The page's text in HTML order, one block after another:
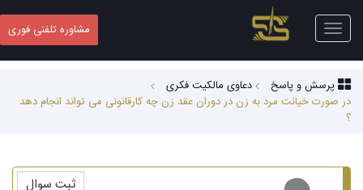
Toggle
navigation
مشاوره تلفنی فوری
پرسش و پاسخ
دعاوی مالکیت فکری
در صورت خیانت مرد به زن در دوران عقد زن چه کارقانونی می تواند انجام دهد
؟
ثبت سوال